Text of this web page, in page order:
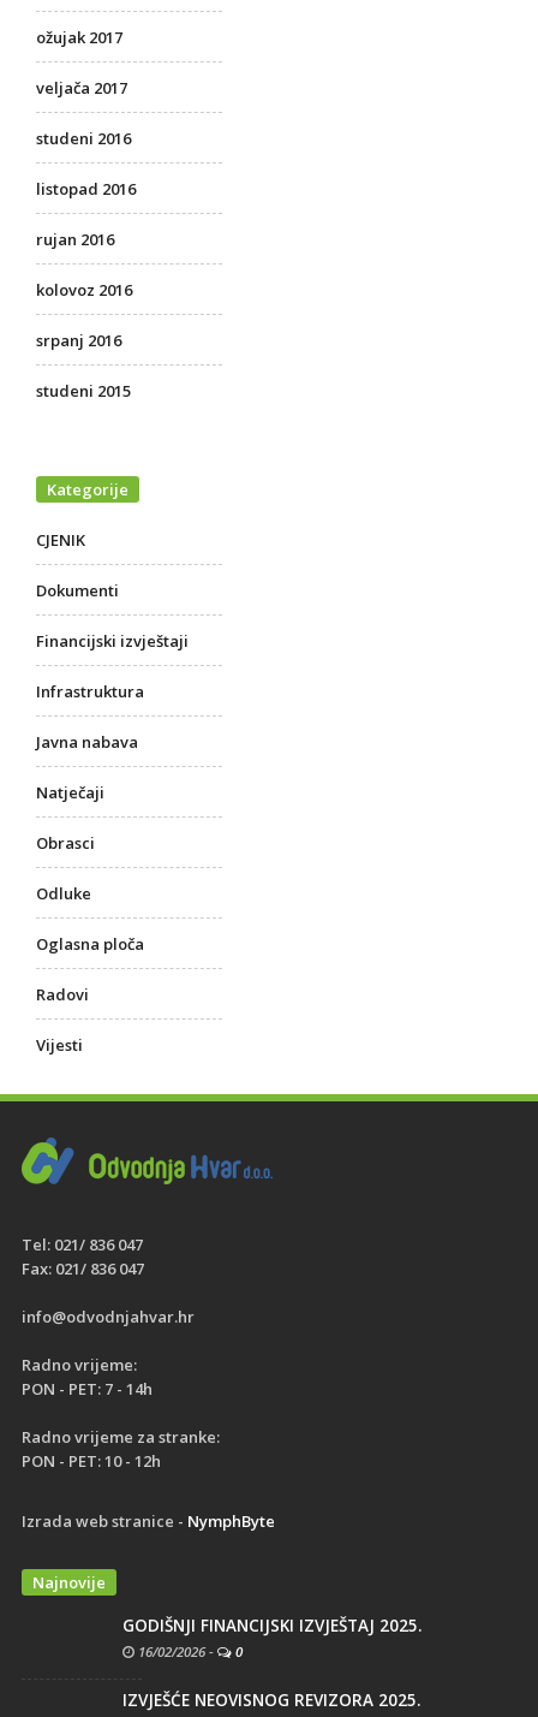
ožujak 2017
veljača 2017
studeni 2016
listopad 2016
rujan 2016
kolovoz 2016
srpanj 2016
studeni 2015
Kategorije
CJENIK
Dokumenti
Financijski izvještaji
Infrastruktura
Javna nabava
Natječaji
Obrasci
Odluke
Oglasna ploča
Radovi
Vijesti
Tel: 021/ 836 047
Fax: 021/ 836 047
info@odvodnjahvar.hr
Radno vrijeme:
PON - PET: 7 - 14h
Radno vrijeme za stranke:
PON - PET: 10 - 12h
Izrada web stranice - NymphByte
Najnovije
GODIŠNJI FINANCIJSKI IZVJEŠTAJ 2025.
16/02/2026- 0
IZVJEŠĆE NEOVISNOG REVIZORA 2025.